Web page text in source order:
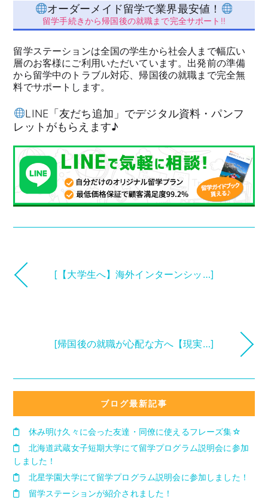
オーダーメイド留学で業界最安値！
留学手続きから帰国後の就職まで完全サポート!!
留学ステーションは全国の学生から社会人まで幅広い
層のお客様にご利用いただいています。出発前の準備
から留学中のトラブル対応、帰国後の就職まで完全無
料でサポートします。
LINE「友だち追加」でデジタル資料・パンフ
レットがもらえます♪
[【大学生へ】海外インターンシッ…]
[帰国後の就職が心配な方へ【現実…]
ブログ最新記事
休み明け久々に会った友達・同僚に使えるフレーズ集☆
北海道武蔵女子短期大学にて留学プログラム説明会に参加
しました！
北星学園大学にて留学プログラム説明会に参加しました！
留学ステーションが紹介されました！